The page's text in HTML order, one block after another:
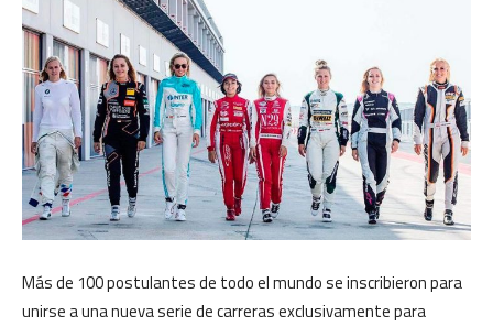
Más de 100 postulantes de todo el mundo se inscribieron para
unirse a una nueva serie de carreras exclusivamente para